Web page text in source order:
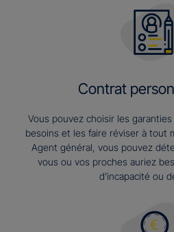
Contrat
Vous pouvez choisir les
besoins et les faire réviser à tout
Agent général, vous pouvez
vous ou vos proches auriez
d’incapacité ou